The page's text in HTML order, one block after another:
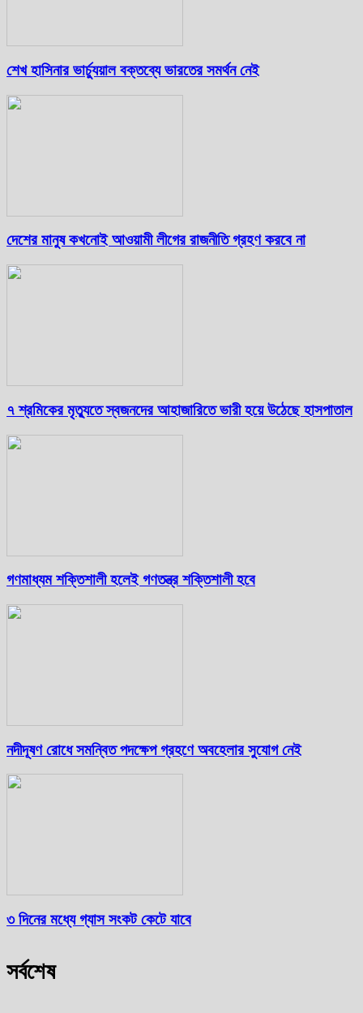
শেখ হাসিনার ভার্চ্যুয়াল বক্তব্যে ভারতের সমর্থন নেই
দেশের মানুষ কখনোই আওয়ামী লীগের রাজনীতি গ্রহণ করবে না
৭ শ্রমিকের মৃত্যুতে স্বজনদের আহাজারিতে ভারী হয়ে উঠেছে হাসপাতাল
গণমাধ্যম শক্তিশালী হলেই গণতন্ত্র শক্তিশালী হবে
নদীদূষণ রোধে সমন্বিত পদক্ষেপ গ্রহণে অবহেলার সুযোগ নেই
৩ দিনের মধ্যে গ্যাস সংকট কেটে যাবে
সর্বশেষ